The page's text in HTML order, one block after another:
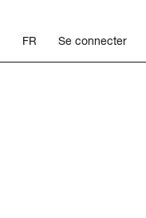
FR
Se connecter